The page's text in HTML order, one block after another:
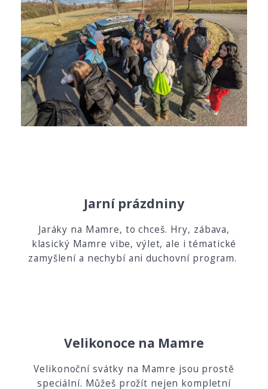
Jarní prázdniny
Jaráky na Mamre, to chceš. Hry, zábava,
klasický Mamre vibe, výlet, ale i tématické
zamyšlení a nechybí ani duchovní program.
Velikonoce na Mamre
Velikonoční svátky na Mamre jsou prostě
speciální. Můžeš prožít nejen kompletní